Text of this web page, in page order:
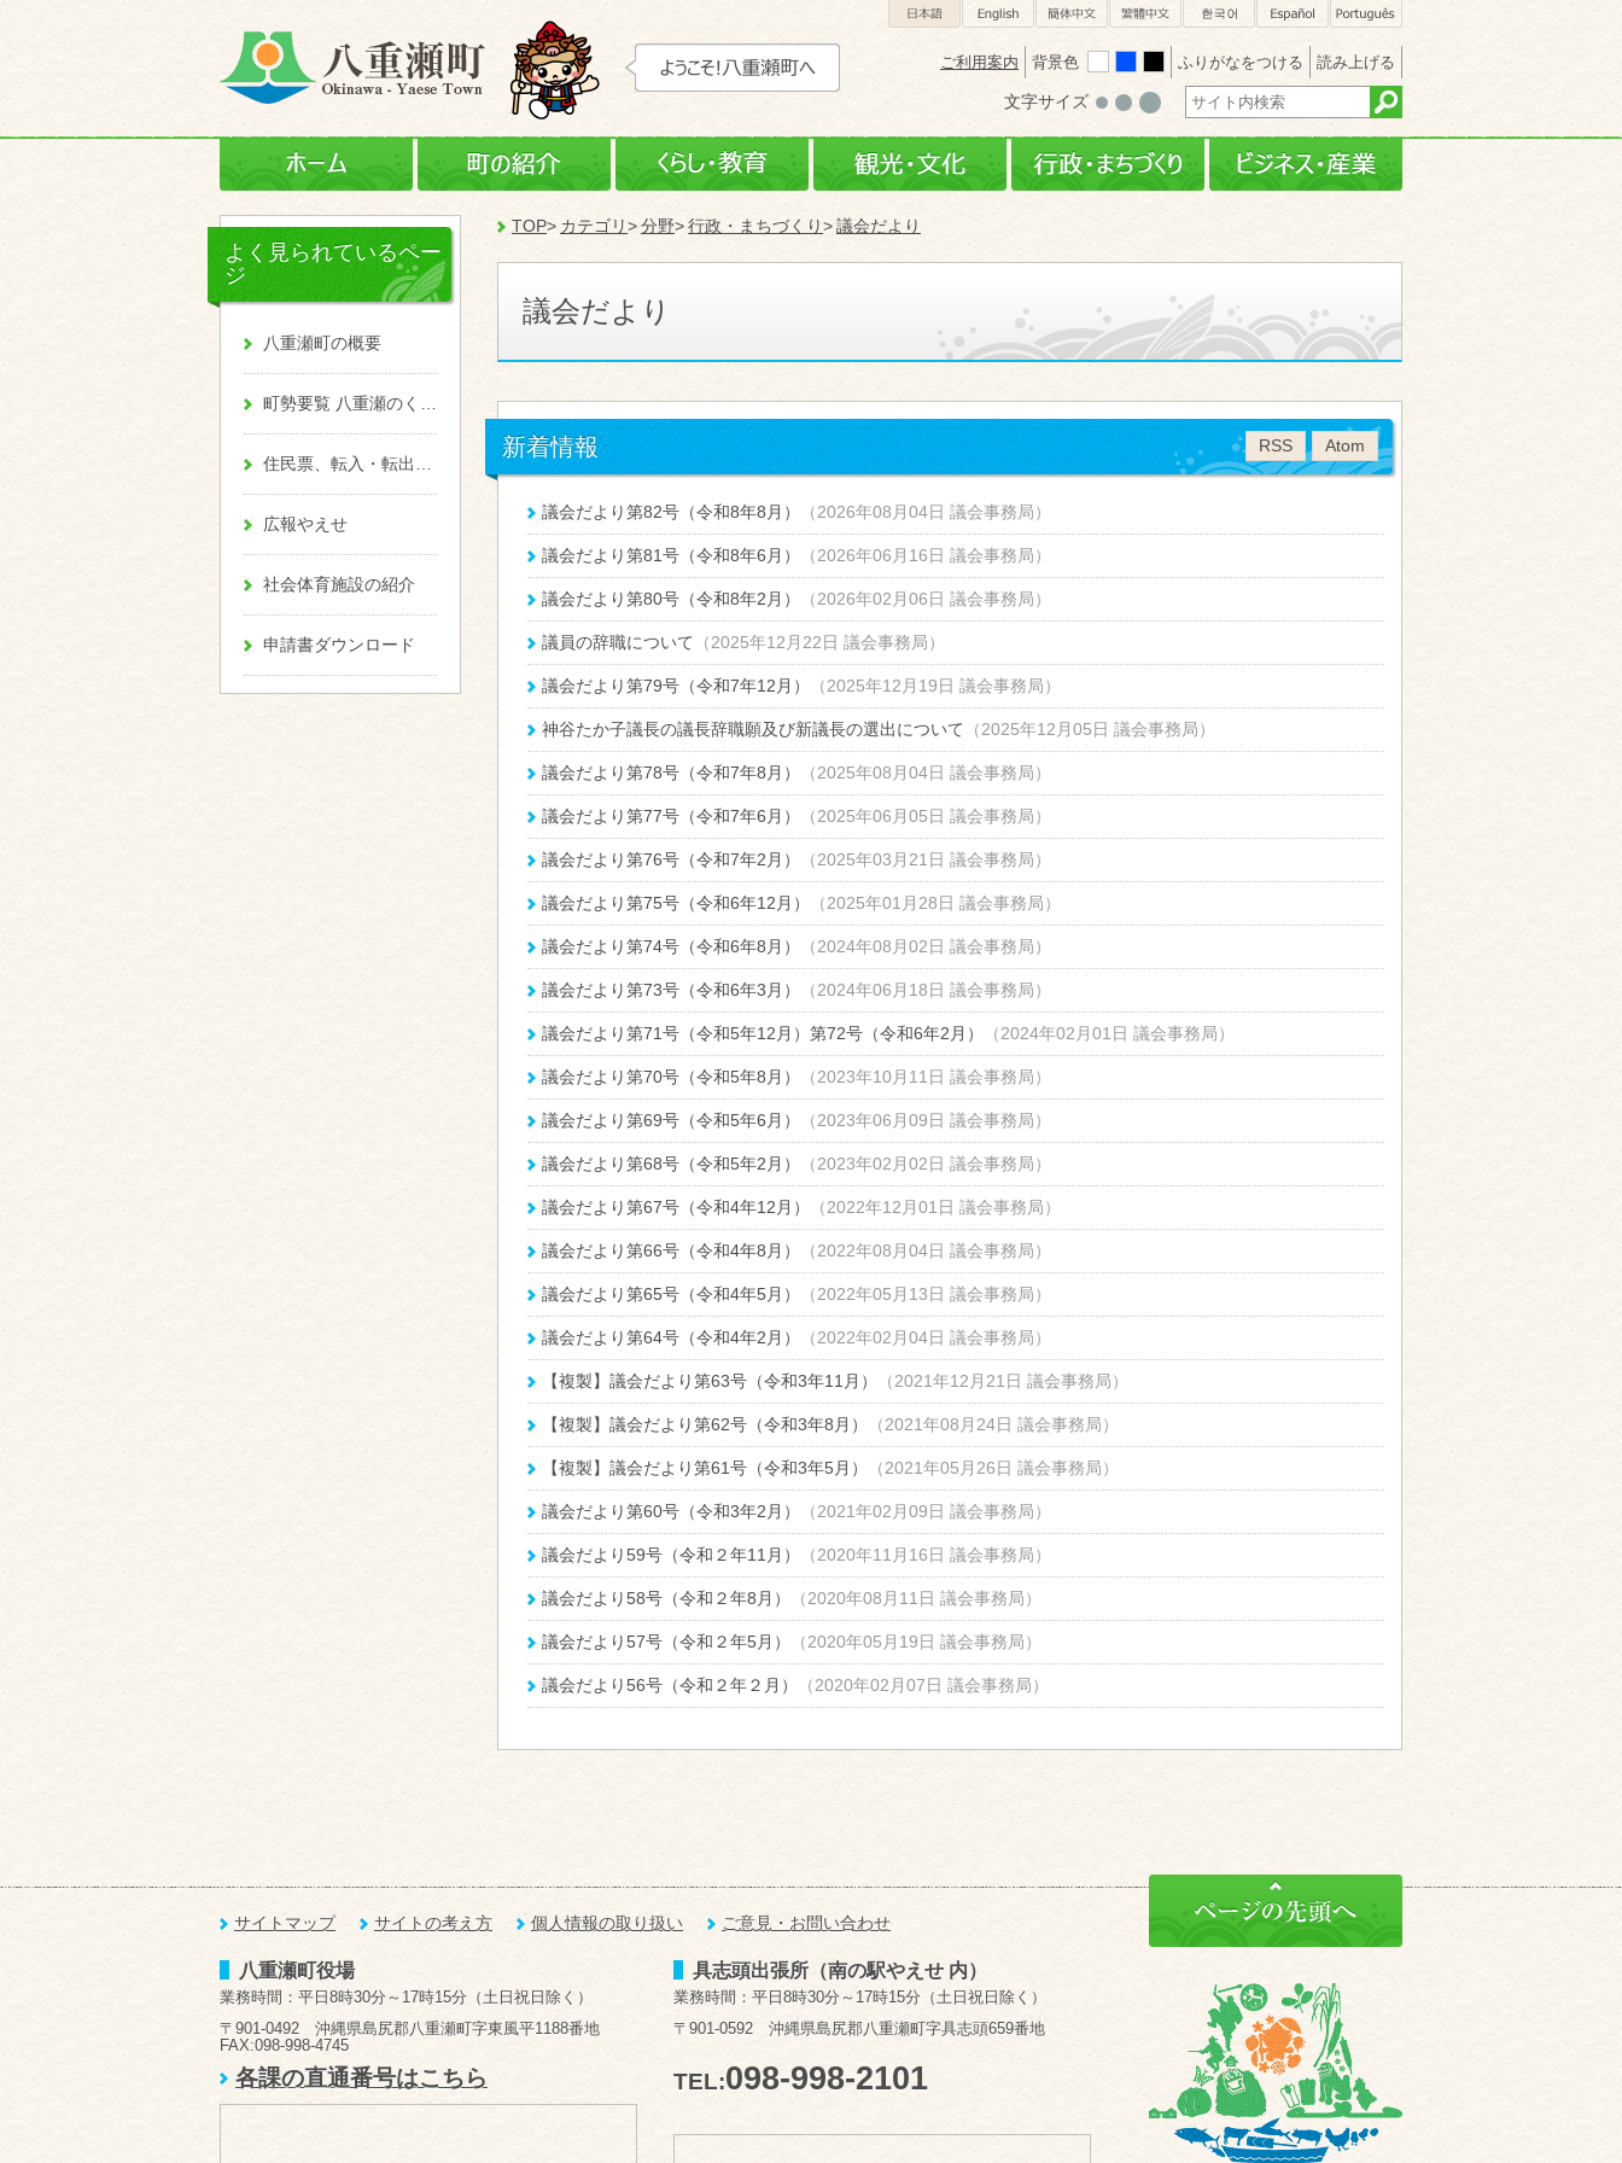
日本語 English 簡体中文 繁體中文 한국어 Español
ご利用案内 背景色 black
ふりがなをつける 読み上げる
文字サイズ
ホーム 町の紹介 くらし・教育 観光・文化 行政・まちづくり
TOP カテゴリ 分野 行政・まちづくり 議会だより
議会だより
新着情報 RSS Atom
議会だより第82号（令和8年8月） （2026年08月04日 議会事務局 ）
議会だより第81号（令和8年6月） （2026年06月16日 議会事務局 ）
議会だより第80号（令和8年2月） （2026年02月06日 議会事務局 ）
議員の辞職について （2025年12月22日 議会事務局 ）
議会だより第79号（令和7年12月） （2025年12月19日 議会事務局 ）
神谷たか子議長の議長辞職願及び新議長の選出について （2025年12月05日 議会事務局 ）
議会だより第78号（令和7年8月） （2025年08月04日 議会事務局 ）
議会だより第77号（令和7年6月） （2025年06月05日 議会事務局 ）
議会だより第76号（令和7年2月） （2025年03月21日 議会事務局 ）
議会だより第75号（令和6年12月） （2025年01月28日 議会事務局 ）
議会だより第74号（令和6年8月） （2024年08月02日 議会事務局 ）
議会だより第73号（令和6年3月） （2024年06月18日 議会事務局 ）
議会だより第71号（令和5年12月）第72号（令和6年2月） （2024年02月01日 議会事務局 ）
議会だより第70号（令和5年8月） （2023年10月11日 議会事務局 ）
議会だより第69号（令和5年6月） （2023年06月09日 議会事務局 ）
議会だより第68号（令和5年2月） （2023年02月02日 議会事務局 ）
議会だより第67号（令和4年12月） （2022年12月01日 議会事務局 ）
議会だより第66号（令和4年8月） （2022年08月04日 議会事務局 ）
議会だより第65号（令和4年5月） （2022年05月13日 議会事務局 ）
議会だより第64号（令和4年2月） （2022年02月04日 議会事務局 ）
【複製】議会だより第63号（令和3年11月） （2021年12月21日 議会事務局 ）
【複製】議会だより第62号（令和3年8月） （2021年08月24日 議会事務局 ）
【複製】議会だより第61号（令和3年5月） （2021年05月26日 議会事務局 ）
議会だより第60号（令和3年2月） （2021年02月09日 議会事務局 ）
議会だより59号（令和２年11月） （2020年11月16日 議会事務局 ）
議会だより58号（令和２年8月） （2020年08月11日 議会事務局 ）
議会だより57号（令和２年5月） （2020年05月19日 議会事務局 ）
議会だより56号（令和２年２月） （2020年02月07日 議会事務局 ）
よく見られているペー
ジ
八重瀬町の概要
町勢要覧 八重瀬のくくる
住民票、転入・転出、戸籍
広報やえせ
社会体育施設の紹介
申請書ダウンロード
サイトマップ サイトの考え方 個人情報の取り扱い ご意見・お問い合わせ
八重瀬町役場
業務時間：平日8時30分～17時15分（土日祝日除く）
〒901-0492 沖縄県島尻郡八重瀬町字東風平1188番地
FAX:098-998-4745
各課の直通番号はこちら
具志頭出張所（南の駅やえせ 内）
業務時間：平日8時30分～17時15分（土日祝日除く）
〒901-0592 沖縄県島尻郡八重瀬町字具志頭659番地
TEL:098-998-2101